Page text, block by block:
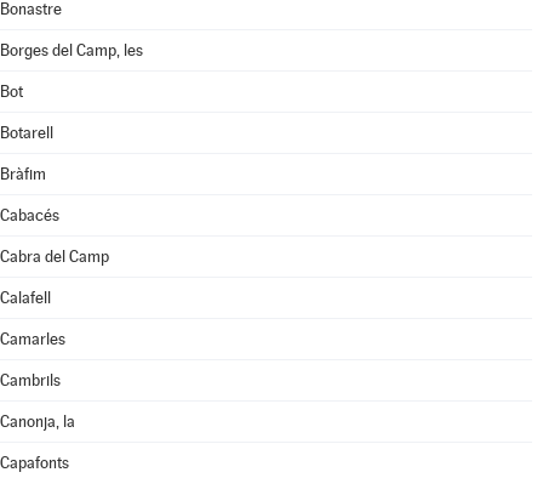
Bonastre
Borges del Camp, les
Bot
Botarell
Bràfim
Cabacés
Cabra del Camp
Calafell
Camarles
Cambrils
Canonja, la
Capafonts